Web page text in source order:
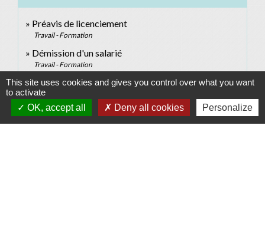
Préavis de licenciement
Travail - Formation
Démission d'un salarié
Travail - Formation
Signaler une erreur sur cette page
This site uses cookies and gives you control over what you want
to activate
OK, accept all
Deny all cookies Personalize